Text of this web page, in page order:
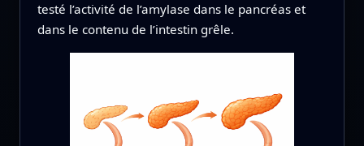
testé l’activité de l’amylase dans le pancréas et
dans le contenu de l’intestin grêle.